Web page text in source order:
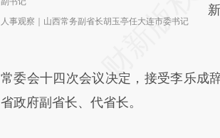
人事观察｜山西常务副省长胡玉亭任大连市委书记
常委会十四次会议决定，接受李乐成
省政府副省长、代省长。